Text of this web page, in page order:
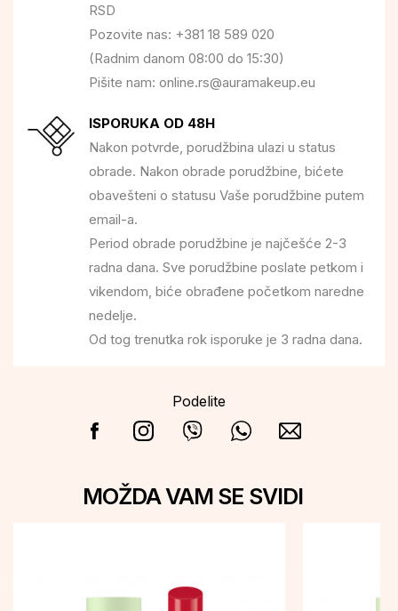
RSD
Pozovite nas: +381 18 589 020
(Radnim danom 08:00 do 15:30)
Pišite nam: online.rs@auramakeup.eu
ISPORUKA OD 48H
Nakon potvrde, porudžbina ulazi u status
obrade. Nakon obrade porudžbine, bićete
obavešteni o statusu Vaše porudžbine putem
email-a.
Period obrade porudžbine je najčešće 2-3
radna dana. Sve porudžbine poslate petkom i
vikendom, biće obrađene početkom naredne
nedelje.
Od tog trenutka rok isporuke je 3 radna dana.
Podelite
MOŽDA VAM SE SVIDI